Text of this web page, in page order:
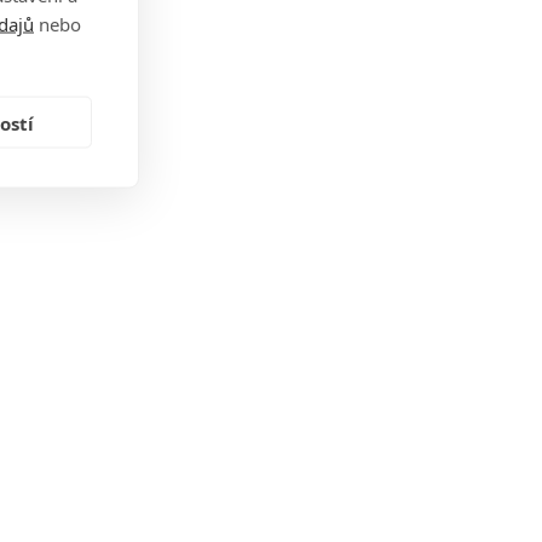
nebo